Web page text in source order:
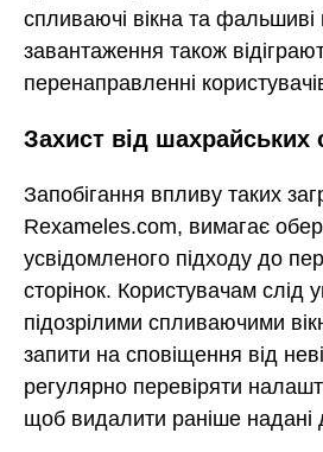
спливаючі вікна та фальшиві
завантаження також
перенаправленні
Захист від шахрайських
Запобігання впливу таких
Rexameles.com, вимагає
усвідомленого підходу до
сторінок. Користувачам слід
підозрілими спливаючими
запити на сповіщення від
регулярно перевіряти
щоб видалити раніше надані